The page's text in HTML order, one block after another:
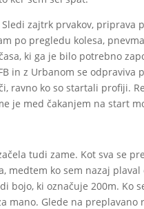
zajtrk prvakov, priprava
po pregledu kolesa,
ki ga je bilo potrebno
in z Urbanom se
ravno ko so startali profiji.
je med čakanjem na start
tudi zame. Kot sva se
medtem ko sem nazaj
bojo, ki označuje 200m. Ko
mano. Glede na